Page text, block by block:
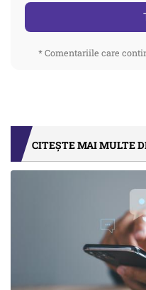
* Comentariile care
CITEȘTE MAI MULTE